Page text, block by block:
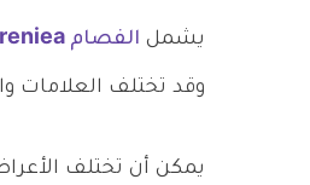
يشمل الفصام Schizophreniea
وقد تختلف العلامات
يمكن أن تختلف